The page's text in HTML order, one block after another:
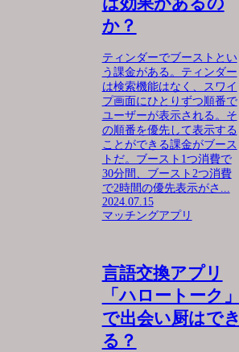
か？
ティンダーでブーストとい
う課金がある。ティンダー
は検索機能はなく、スワイ
プ画面にひとりずつ順番で
ユーザーが表示される。そ
の順番を優先して表示する
ことができる課金がブース
トだ。ブースト1つ消費で
30分間、ブースト2つ消費
で2時間の優先表示がさ...
2024.07.15
マッチングアプリ
言語交換アプリ
「ハロートーク」
で出会い厨はでき
る？